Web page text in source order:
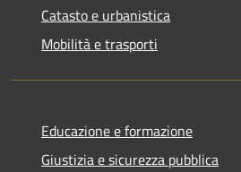
Catasto e urbanistica
Mobilità e trasporti
Educazione e formazione
Giustizia e sicurezza pubblica